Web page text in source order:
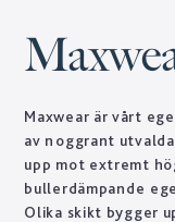
Maxwear är vårt
av noggrant
upp mot extremt
bullerdämpande
Olika skikt bygger